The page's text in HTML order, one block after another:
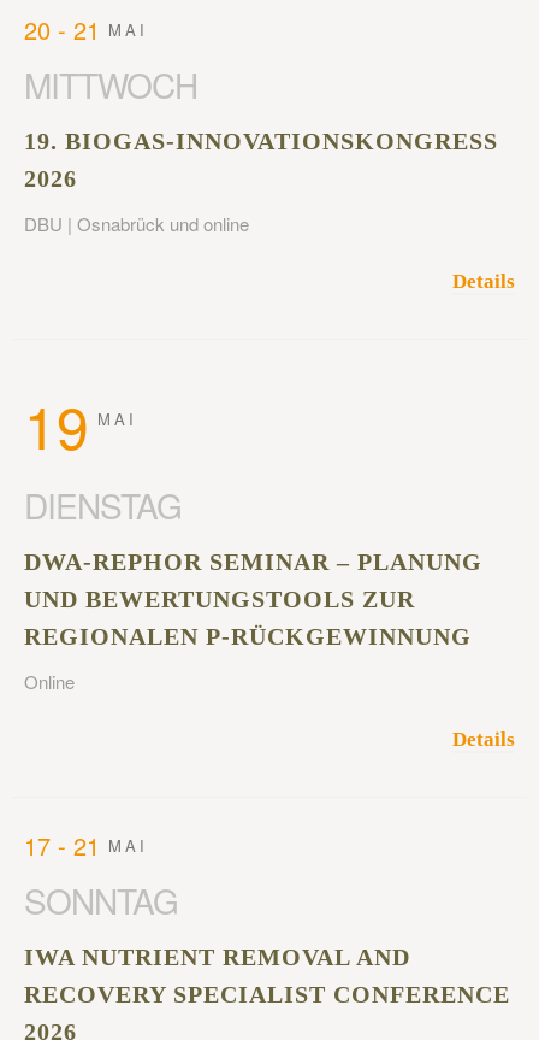
20 - 21 MAI
MITTWOCH
19. BIOGAS-INNOVATIONSKONGRESS
2026
DBU | Osnabrück und online
Details
19 MAI
DIENSTAG
DWA-REPHOR SEMINAR – PLANUNG
UND BEWERTUNGSTOOLS ZUR
REGIONALEN P-RÜCKGEWINNUNG
Online
Details
17 - 21 MAI
SONNTAG
IWA NUTRIENT REMOVAL AND
RECOVERY SPECIALIST CONFERENCE
2026